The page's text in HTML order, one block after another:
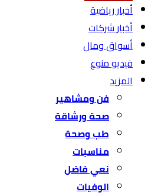
أخبار رياضية
أخبار شركات
أسواق ومال
فيديو منوع
المزيد
فن ومشاهير
صحة ورشاقة
طب وصحة
مناسبات
نعي فاضل
الوفيات